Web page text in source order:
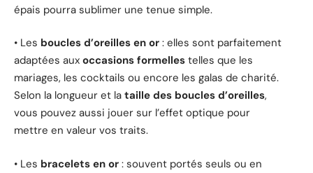
épais pourra sublimer une tenue simple.
• Les boucles d’oreilles en or : elles sont parfaitement
adaptées aux occasions formelles telles que les
mariages, les cocktails ou encore les galas de charité.
Selon la longueur et la taille des boucles d’oreilles,
vous pouvez aussi jouer sur l’effet optique pour
mettre en valeur vos traits.
• Les bracelets en or : souvent portés seuls ou en